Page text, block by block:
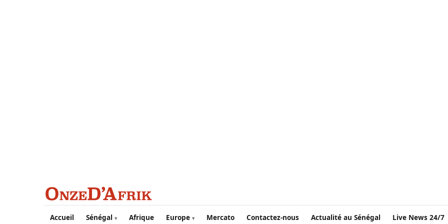
Aller au contenu principal
Accueil Sénégal Afrique Europe Mercato Contactez-nous Actualité au Sénégal Live News 24/7